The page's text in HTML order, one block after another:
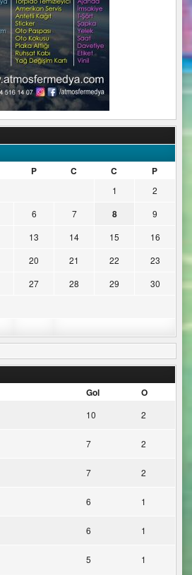
P C C P
1
2
6 7 8
9
13 14 15
16
20 21 22
23
27 28 29
30
Gol O
10 2
7 2
7 2
6 1
6 1
5 1